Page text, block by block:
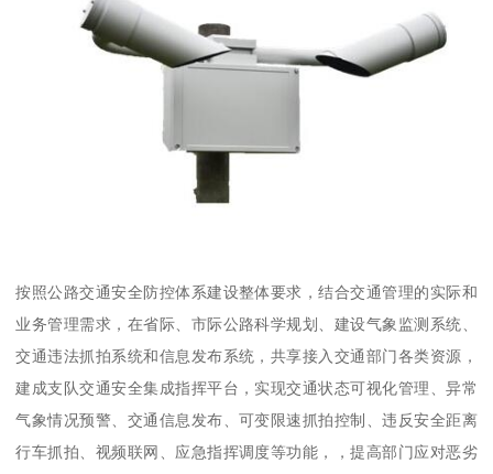
按照公路交通安全防控体系建设整体要求，结合交通管理的实际和
业务管理需求，在省际、市际公路科学规划、建设气象监测系统、
交通违法抓拍系统和信息发布系统，共享接入交通部门各类资源，
建成支队交通安全集成指挥平台，实现交通状态可视化管理、异常
气象情况预警、交通信息发布、可变限速抓拍控制、违反安全距离
行车抓拍、视频联网、应急指挥调度等功能，，提高部门应对恶劣